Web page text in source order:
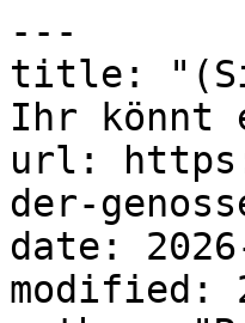
---
title:
Ihr könnt
url:
der-
date:
modified: